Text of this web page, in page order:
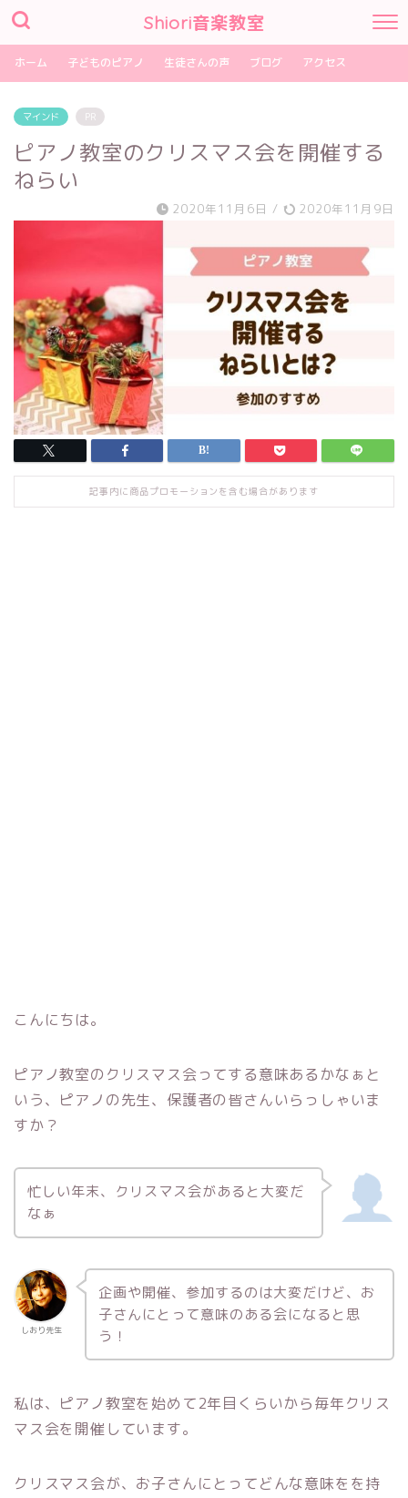
Shiori音楽教室
ホーム 子どものピアノ 生徒さんの声 ブログ アクセス
マインド PR
ピアノ教室のクリスマス会を開催する
ねらい
2020年11月6日 / 2020年11月9日
記事内に商品プロモーションを含む場合があります
こんにちは。
ピアノ教室のクリスマス会ってする意味あるかなぁと
いう、ピアノの先生、保護者の皆さんいらっしゃいま
すか？
忙しい年末、クリスマス会があると大変だ
なぁ
しおり先生
企画や開催、参加するのは大変だけど、お
子さんにとって意味のある会になると思
う！
私は、ピアノ教室を始めて2年目くらいから毎年クリス
マス会を開催しています。
クリスマス会が、お子さんにとってどんな意味をを持